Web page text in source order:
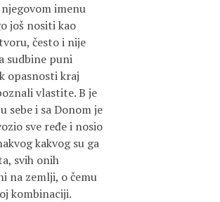
imenu
još nositi kao
često i nije
sudbine puni
opasnosti kraj
vlastite. B je
sebe i sa Donom je
sve ređe i nosio
kakvog su ga
svih onih
na zemlji, o čemu
kombinaciji.